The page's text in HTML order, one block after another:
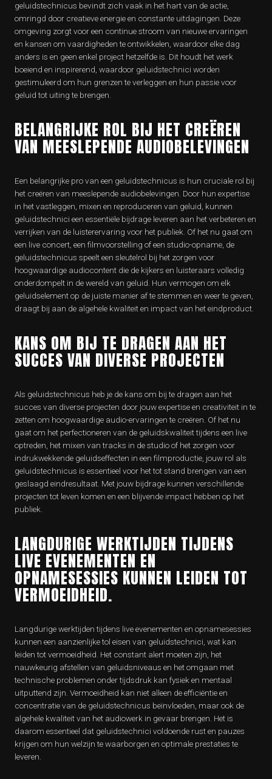
geluidstechnicus bevindt zich vaak in het hart van de actie,
omringd door creatieve energie en constante uitdagingen. Deze
omgeving zorgt voor een continue stroom van nieuwe ervaringen
en kansen om vaardigheden te ontwikkelen, waardoor elke dag
anders is en geen enkel project hetzelfde is. Dit houdt het werk
boeiend en inspirerend, waardoor geluidstechnici worden
gestimuleerd om hun grenzen te verleggen en hun passie voor
geluid tot uiting te brengen.
BELANGRIJKE ROL BIJ HET CREËREN
VAN MEESLEPENDE AUDIOBELEVINGEN
Een belangrijke pro van een geluidstechnicus is hun cruciale rol bij
het creëren van meeslepende audiobelevingen. Door hun expertise
in het vastleggen, mixen en reproduceren van geluid, kunnen
geluidstechnici een essentiële bijdrage leveren aan het verbeteren en
verrijken van de luisterervaring voor het publiek. Of het nu gaat om
een live concert, een filmvoorstelling of een studio-opname, de
geluidstechnicus speelt een sleutelrol bij het zorgen voor
hoogwaardige audiocontent die de kijkers en luisteraars volledig
onderdompelt in de wereld van geluid. Hun vermogen om elk
geluidselement op de juiste manier af te stemmen en weer te geven,
draagt bij aan de algehele kwaliteit en impact van het eindproduct.
KANS OM BIJ TE DRAGEN AAN HET
SUCCES VAN DIVERSE PROJECTEN
Als geluidstechnicus heb je de kans om bij te dragen aan het
succes van diverse projecten door jouw expertise en creativiteit in te
zetten om hoogwaardige audio-ervaringen te creëren. Of het nu
gaat om het perfectioneren van de geluidskwaliteit tijdens een live
optreden, het mixen van tracks in de studio of het zorgen voor
indrukwekkende geluidseffecten in een filmproductie, jouw rol als
geluidstechnicus is essentieel voor het tot stand brengen van een
geslaagd eindresultaat. Met jouw bijdrage kunnen verschillende
projecten tot leven komen en een blijvende impact hebben op het
publiek.
LANGDURIGE WERKTIJDEN TIJDENS
LIVE EVENEMENTEN EN
OPNAMESESSIES KUNNEN LEIDEN TOT
VERMOEIDHEID.
Langdurige werktijden tijdens live evenementen en opnamesessies
kunnen een aanzienlijke tol eisen van geluidstechnici, wat kan
leiden tot vermoeidheid. Het constant alert moeten zijn, het
nauwkeurig afstellen van geluidsniveaus en het omgaan met
technische problemen onder tijdsdruk kan fysiek en mentaal
uitputtend zijn. Vermoeidheid kan niet alleen de efficiëntie en
concentratie van de geluidstechnicus beïnvloeden, maar ook de
algehele kwaliteit van het audiowerk in gevaar brengen. Het is
daarom essentieel dat geluidstechnici voldoende rust en pauzes
krijgen om hun welzijn te waarborgen en optimale prestaties te
leveren.